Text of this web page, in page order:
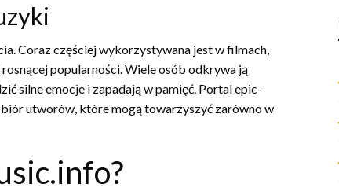
Coraz częściej wykorzystywana jest w filmach,
popularności. Wiele osób odkrywa ją
silne emocje i zapadają w pamięć. Portal epic-
utworów, które mogą towarzyszyć zarówno w